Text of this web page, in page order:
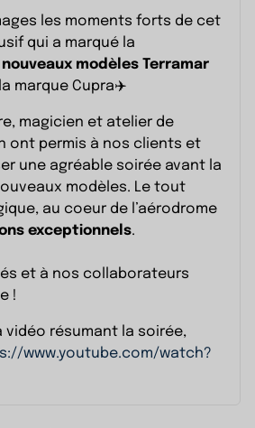
les moments forts de cet
qui a marqué la
nouveaux modèles Terramar
marque Cupra✈️
magicien et atelier de
ont permis à nos clients et
une agréable soirée avant la
modèles. Le tout
au coeur de l’aérodrome
exceptionnels.
et à nos collaborateurs
!
vidéo résumant la soirée,
www.youtube.com/watch?